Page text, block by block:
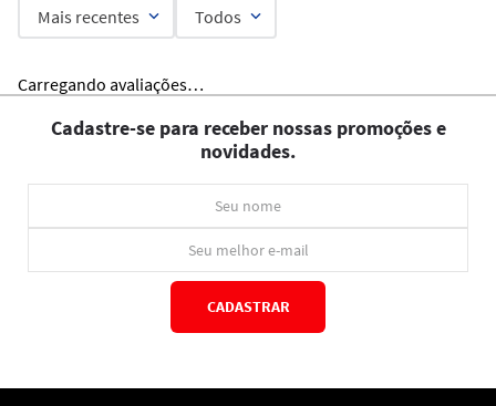
Mais recentes Todos
Carregando avaliações…
Cadastre-se para receber nossas promoções e
novidades.
CADASTRAR